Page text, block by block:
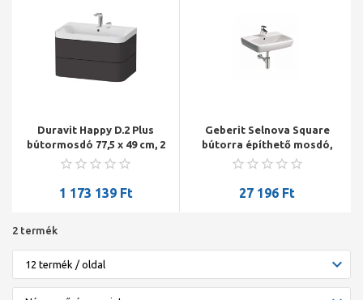
Duravit Happy D.2 Plus
bútormosdó 77,5 x 49 cm, 2
csapnyílás, szupermatt
1 173 139 Ft
Geberit Selnova Square
bútorra építhető mosdó,
55 x 17 x 44 cm, szögletes,
túlfolyó
27 196 Ft
2 termék